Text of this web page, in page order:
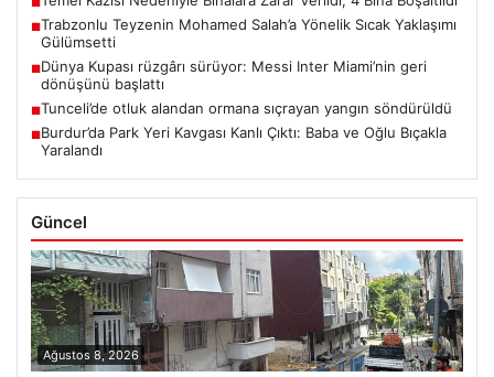
■Trabzonlu Teyzenin Mohamed Salah’a Yönelik Sıcak Yaklaşımı
Gülümsetti
■Dünya Kupası rüzgârı sürüyor: Messi Inter Miami’nin geri
dönüşünü başlattı
■Tunceli’de otluk alandan ormana sıçrayan yangın söndürüldü
■Burdur’da Park Yeri Kavgası Kanlı Çıktı: Baba ve Oğlu Bıçakla
Yaralandı
Güncel
Ağustos 8, 2026